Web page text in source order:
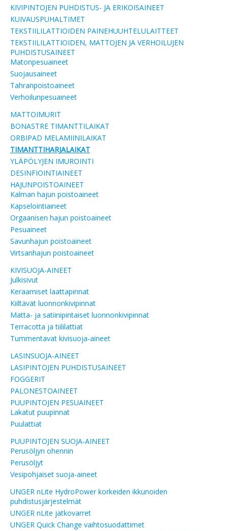
KIVIPINTOJEN PUHDISTUS- JA ERIKOISAINEET
KUIVAUSPUHALTIMET
TEKSTIILILATTIOIDEN PAINEHUUHTELULAITTEET
TEKSTIILILATTIOIDEN, MATTOJEN JA VERHOILUJEN
PUHDISTUSAINEET
Matonpesuaineet
Suojausaineet
Tahranpoistoaineet
Verhoilunpesuaineet
MATTOIMURIT
BONASTRE TIMANTTILAIKAT
ORBIPAD MELAMIINILAIKAT
TIMANTTIHARJALAIKAT
YLÄPÖLYJEN IMUROINTI
DESINFIOINTIAINEET
HAJUNPOISTOAINEET
Kalman hajun poistoaineet
Kapselointiaineet
Orgaanisen hajun poistoaineet
Pesuaineet
Savunhajun poistoaineet
Virtsanhajun poistoaineet
KIVISUOJA-AINEET
Julkisivut
Keraamiset laattapinnat
Kiiltävät luonnonkivipinnat
Matta- ja satiinipintaiset luonnonkivipinnat
Terracotta ja tiililattiat
Tummentavat kivisuoja-aineet
LASINSUOJA-AINEET
LASIPINTOJEN PUHDISTUSAINEET
FOGGERIT
PALONESTOAINEET
PUUPINTOJEN PESUAINEET
Lakatut puupinnat
Puulattiat
PUUPINTOJEN SUOJA-AINEET
Perusöljyn ohennin
Perusöljyt
Vesipohjaiset suoja-aineet
UNGER nLite HydroPower korkeiden ikkunoiden
puhdistusjärjestelmät
UNGER nLite jatkovarret
UNGER Quick Change vaihtosuodattimet